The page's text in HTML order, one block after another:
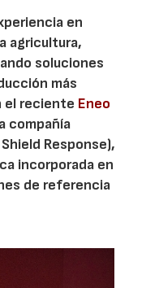
en
agricultura,
soluciones
más
el reciente Eneo
compañía
Response),
incorporada en
de referencia